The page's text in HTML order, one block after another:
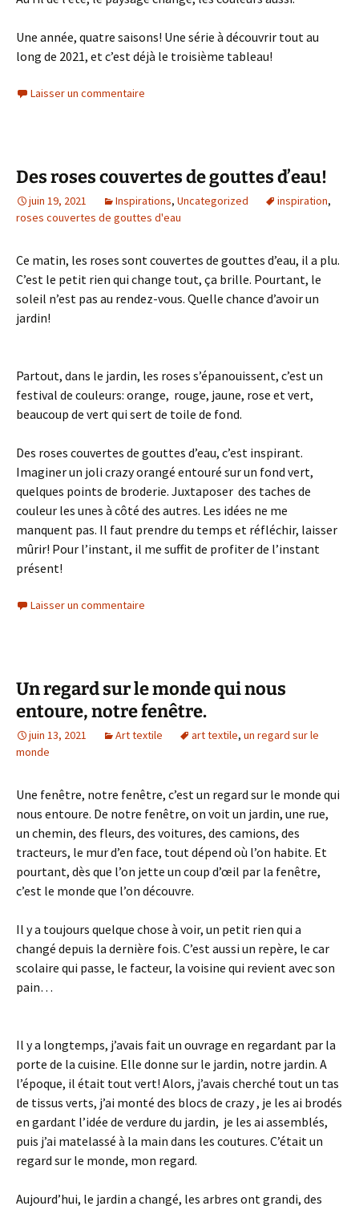
Une année, quatre saisons! Une série à découvrir tout au
long de 2021, et c’est déjà le troisième tableau!
Laisser un commentaire
Des roses couvertes de gouttes d’eau!
juin 19, 2021 Inspirations, Uncategorized inspiration,
roses couvertes de gouttes d'eau
Ce matin, les roses sont couvertes de gouttes d’eau, il a plu.
C’est le petit rien qui change tout, ça brille. Pourtant, le
soleil n’est pas au rendez-vous. Quelle chance d’avoir un
jardin!
Partout, dans le jardin, les roses s’épanouissent, c’est un
festival de couleurs: orange, rouge, jaune, rose et vert,
beaucoup de vert qui sert de toile de fond.
Des roses couvertes de gouttes d’eau, c’est inspirant.
Imaginer un joli crazy orangé entouré sur un fond vert,
quelques points de broderie. Juxtaposer des taches de
couleur les unes à côté des autres. Les idées ne me
manquent pas. Il faut prendre du temps et réfléchir, laisser
mûrir! Pour l’instant, il me suffit de profiter de l’instant
présent!
Laisser un commentaire
Un regard sur le monde qui nous
entoure, notre fenêtre.
juin 13, 2021 Art textile art textile, un regard sur le
monde
Une fenêtre, notre fenêtre, c’est un regard sur le monde qui
nous entoure. De notre fenêtre, on voit un jardin, une rue,
un chemin, des fleurs, des voitures, des camions, des
tracteurs, le mur d’en face, tout dépend où l’on habite. Et
pourtant, dès que l’on jette un coup d’œil par la fenêtre,
c’est le monde que l’on découvre.
Il y a toujours quelque chose à voir, un petit rien qui a
changé depuis la dernière fois. C’est aussi un repère, le car
scolaire qui passe, le facteur, la voisine qui revient avec son
pain…
Il y a longtemps, j’avais fait un ouvrage en regardant par la
porte de la cuisine. Elle donne sur le jardin, notre jardin. A
l’époque, il était tout vert! Alors, j’avais cherché tout un tas
de tissus verts, j’ai monté des blocs de crazy , je les ai brodés
en gardant l’idée de verdure du jardin, je les ai assemblés,
puis j’ai matelassé à la main dans les coutures. C’était un
regard sur le monde, mon regard.
Aujourd’hui, le jardin a changé, les arbres ont grandi, des